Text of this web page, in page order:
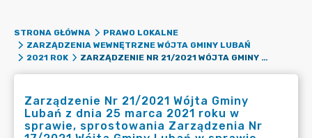
STRONA GŁÓWNA
PRAWO LOKALNE
ZARZĄDZENIA WEWNĘTRZNE WÓJTA GMINY LUBAŃ
2021 ROK
ZARZĄDZENIE NR 21/2021 WÓJTA GMINY LUBAŃ Z DNIA 25 MARCA 2021 ROKU W SPRAWIE, SPROSTOWANIA ZARZĄDZENIA NR 17/2021 WÓJTA GMINY LUBAŃ W SPRAWIE WPROWADZENIA REGULAMINU GOSPODAROWANIA ŚRODKAMI ZAKŁADOWEGO FUNDUSZU ŚWIADCZEŃ SOCJALNYCH W URZĘDZIE GMINY LUBANH
Zarządzenie Nr 21/2021 Wójta Gminy
Lubań z dnia 25 marca 2021 roku w
sprawie, sprostowania Zarządzenia Nr